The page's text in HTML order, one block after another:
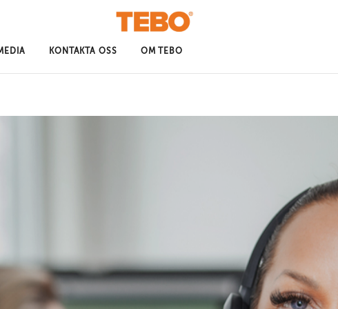
KONTAKTA OSS OM TEBO